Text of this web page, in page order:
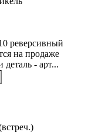
реверсивный
на продаже
- арт...